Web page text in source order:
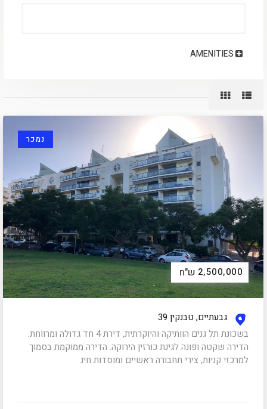
נמכר
2,500,000 ש"ח
גבעתיים, טבנקין 39
בשכונת תל גנים הוותיקה והיוקרתית, דירת 4 חד גדולה ומרווחת.
הדירה שקטה ופונה לגינת כורזין הירוקה. הדירה ממוקמת בסמוך
למרכזי קניות, צירי תחבורה ראשיים ומוסדות חינ